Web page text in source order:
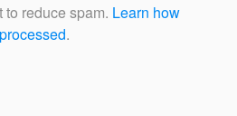
reduce spam. Learn how
.